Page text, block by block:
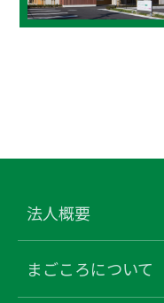
法人概要
まごころについて